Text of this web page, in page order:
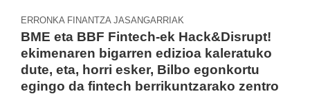
ERRONKA FINANTZA JASANGARRIAK
BME eta BBF Fintech-ek Hack&Disrupt!
ekimenaren bigarren edizioa kaleratuko
dute, eta, horri esker, Bilbo egonkortu
egingo da fintech berrikuntzarako zentro